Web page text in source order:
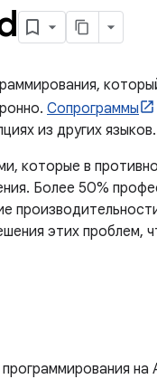
Сопрограммы
из других языков.
которые в
Более 50%
этих проблем,
на